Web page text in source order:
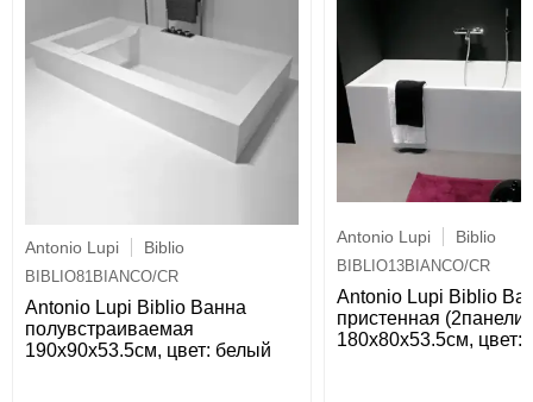
Antonio Lupi Biblio
BIBLIO81BIANCO/CR
Antonio Lupi Biblio Ванна
полувстраиваемая
190х90х53.5см, цвет: белый
Antonio Lupi Biblio
BIBLIO13BIANCO/CR
Antonio Lupi Biblio
пристенная (2панели)
180х80х53.5см, цвет: